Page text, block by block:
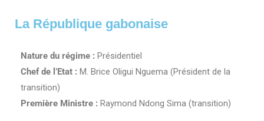
La République gabonaise
Nature du régime : Présidentiel
Chef de l’Etat : M. Brice Oligui Nguema (Président de la
transition)
Première Ministre : Raymond Ndong Sima (transition)